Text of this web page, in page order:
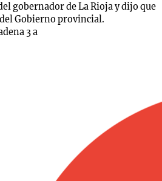
gobernador de La Rioja y dijo que
Gobierno provincial.
3 a